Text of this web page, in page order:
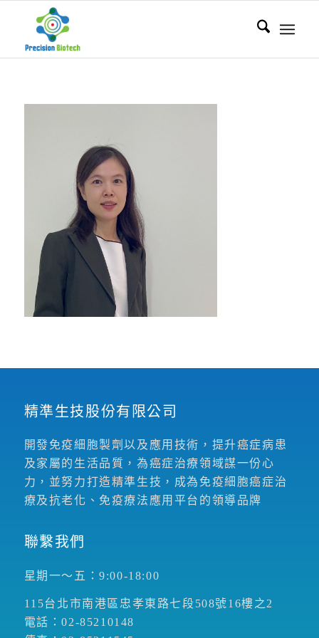
精準生技股份有限公司
開發免疫細胞製劑以及應用技術，提升癌症病患
及家屬的生活品質，為癌症治療領域謀一份心
力，並努力打造精準生技，成為免疫細胞癌症治
療及抗老化、免疫療法應用平台的領導品牌
聯繫我們
星期一～五：9:00-18:00
115台北市南港區忠孝東路七段508號16樓之2
電話：02-85210148